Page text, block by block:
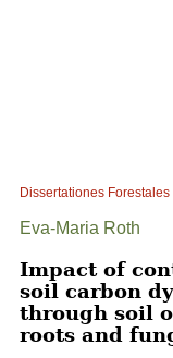
Dissertationes Forestales
Eva-Maria Roth
Impact of
soil carbon
through soil
roots and